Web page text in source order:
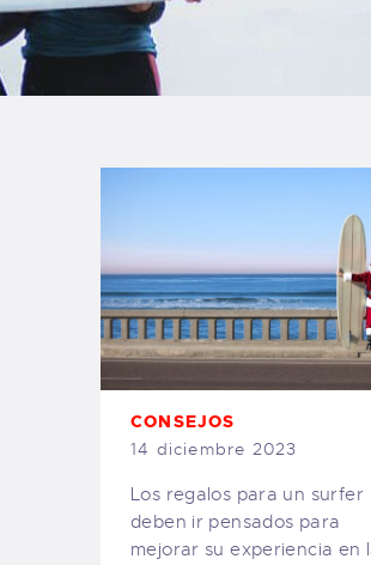
TIENDA FAMILY SURFERS
WEBCAM SALINAS
PEDIDOS
CONSEJOS
14 diciembre 2023
Los regalos para un surfer
deben ir pensados para
mejorar su experiencia en